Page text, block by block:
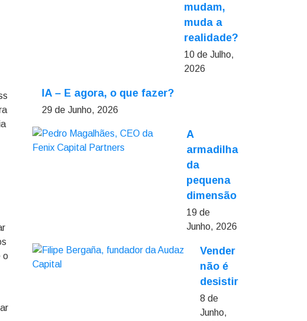
o
mudam,
muda a
realidade?
10 de Julho,
2026
IA – E agora, o que fazer?
29 de Junho, 2026
A
armadilha
da
pequena
dimensão
19 de
Junho, 2026
Vender
não é
desistir
8 de
Junho,